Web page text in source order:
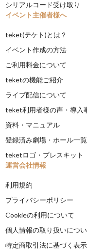
シリアルコード受け取り
イベント主催者様へ
teket(テケト)とは？
イベント作成の方法
ご利用料金について
teketの機能ご紹介
ライブ配信について
teket利用者様の声・導入
資料・マニュアル
登録済み劇場・ホール一覧
teketロゴ・プレスキット
運営会社情報
利用規約
プライバシーポリシー
Cookieの利用について
個人情報の取り扱いにつ
特定商取引法に基づく表示